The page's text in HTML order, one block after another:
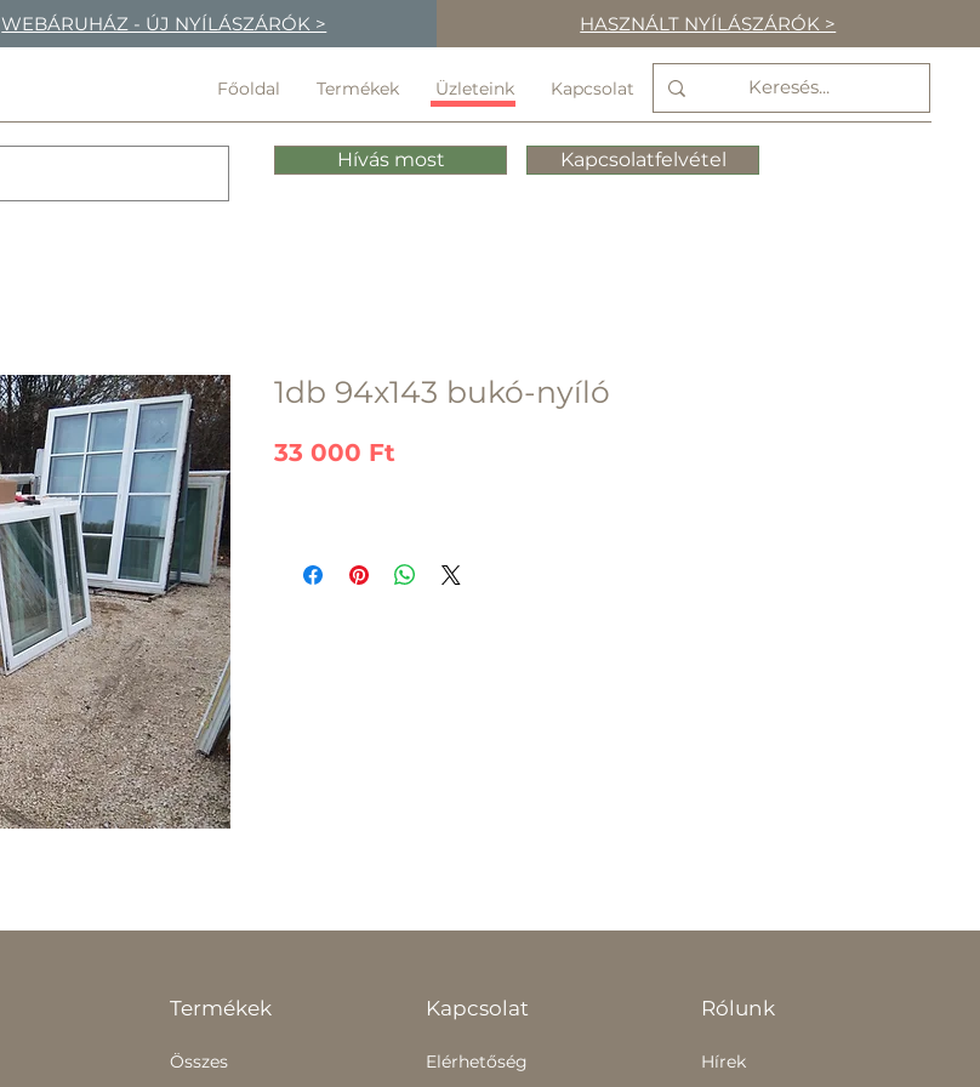
WEBÁRUHÁZ - ÚJ NYÍLÁSZÁRÓK > HASZNÁLT NYÍLÁSZÁRÓK >
Főoldal Termékek Üzleteink Kapcsolat
Hívás most Kapcsolatfelvétel
1db 94x143 bukó-nyíló
33 000 Ft
Termékek
Összes
Kapcsolat
Elérhetőség
Rólunk
Hírek